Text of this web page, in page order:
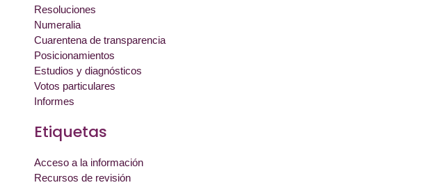
Resoluciones
Numeralia
Cuarentena de transparencia
Posicionamientos
Estudios y diagnósticos
Votos particulares
Informes
Etiquetas
Acceso a la información
Recursos de revisión